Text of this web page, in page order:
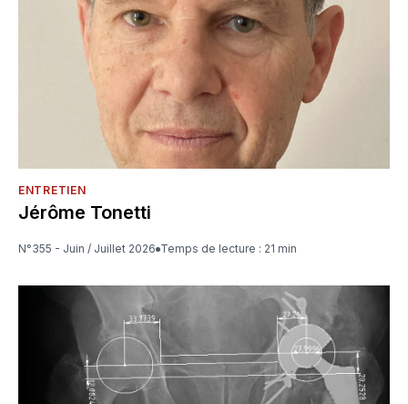
ENTRETIEN
Jérôme Tonetti
N°355 - Juin / Juillet 2026 Temps de lecture : 21 min